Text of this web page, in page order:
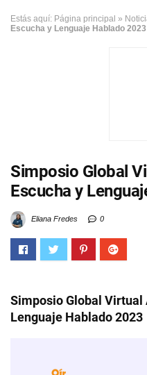
Estás aquí: Página principal »
Escucha y Lenguaje Hablado 2023
Simposio Global
Escucha y
Eliana Fredes 0
Simposio Global Virtual
Lenguaje Hablado 2023